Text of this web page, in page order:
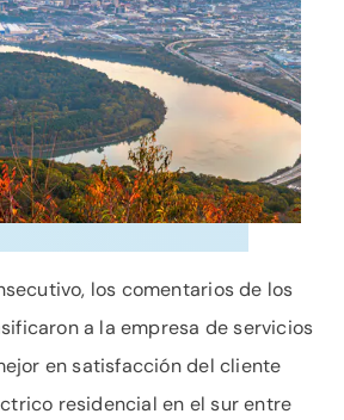
los comentarios de los
a la empresa de servicios
en satisfacción del cliente
residencial en el sur entre